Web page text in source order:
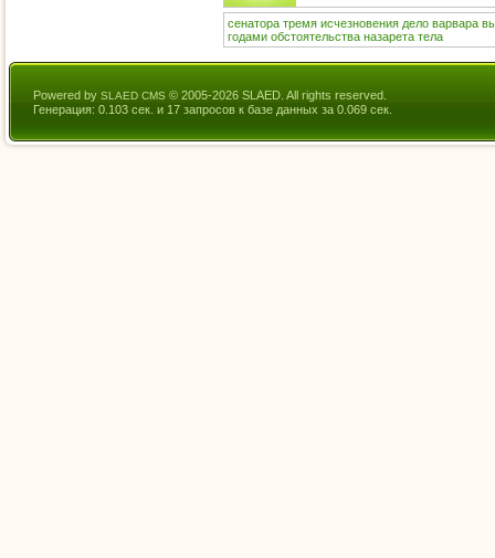
сенатора тремя исчезновения дело варвара
годами обстоятельства назарета тела
Powered by SLAED CMS © 2005-2026 SLAED. All rights reserved.
Генерация: 0.103 сек. и 17 запросов к базе данных за 0.069 сек.